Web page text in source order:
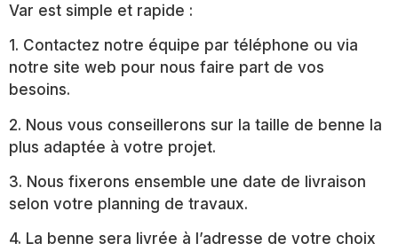
Var est simple et rapide :
1. Contactez notre équipe par téléphone ou via
notre site web pour nous faire part de vos
besoins.
2. Nous vous conseillerons sur la taille de benne la
plus adaptée à votre projet.
3. Nous fixerons ensemble une date de livraison
selon votre planning de travaux.
4. La benne sera livrée à l’adresse de votre choix